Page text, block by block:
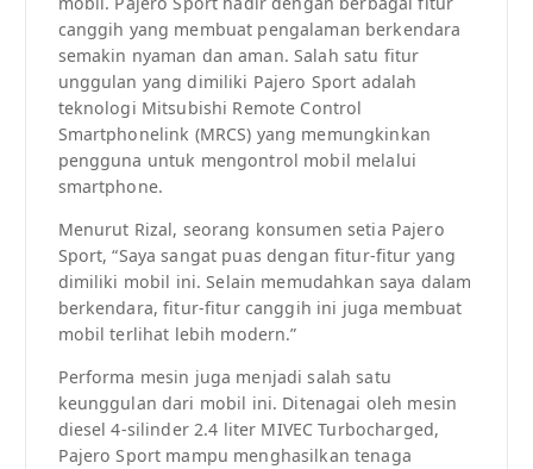
canggih yang membuat pengalaman berkendara
semakin nyaman dan aman. Salah satu fitur
unggulan yang dimiliki Pajero Sport adalah
teknologi Mitsubishi Remote Control
Smartphonelink (MRCS) yang memungkinkan
pengguna untuk mengontrol mobil melalui
smartphone.
Menurut Rizal, seorang konsumen setia Pajero
Sport, “Saya sangat puas dengan fitur-fitur yang
dimiliki mobil ini. Selain memudahkan saya dalam
berkendara, fitur-fitur canggih ini juga membuat
mobil terlihat lebih modern.”
Performa mesin juga menjadi salah satu
keunggulan dari mobil ini. Ditenagai oleh mesin
diesel 4-silinder 2.4 liter MIVEC Turbocharged,
Pajero Sport mampu menghasilkan tenaga